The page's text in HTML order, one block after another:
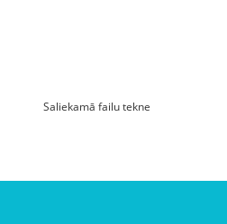
Saliekamā failu tekne